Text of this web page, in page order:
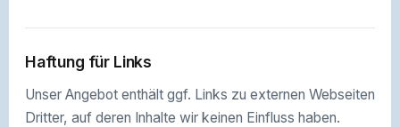
Haftung für Links
Unser Angebot enthält ggf. Links zu externen Webseiten
Dritter, auf deren Inhalte wir keinen Einfluss haben.